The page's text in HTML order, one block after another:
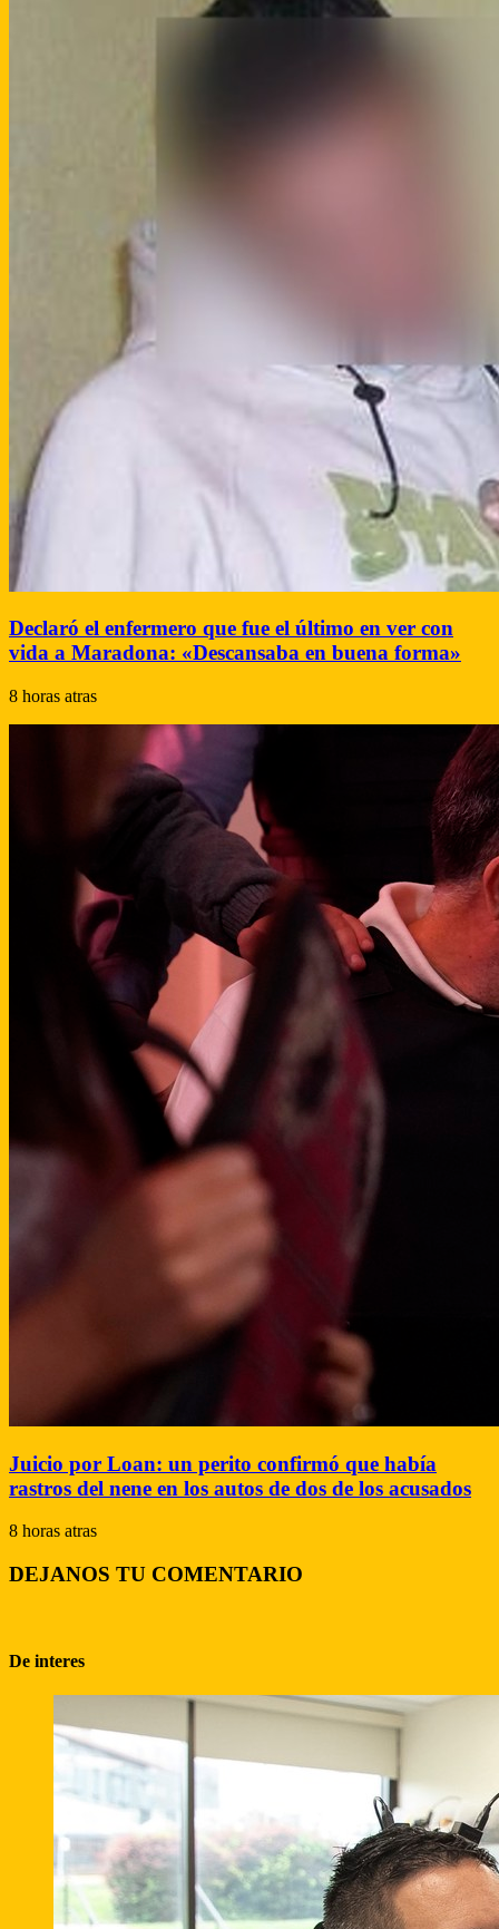
Declaró el enfermero que fue el último en ver con
vida a Maradona: «Descansaba en buena forma»
8 horas atras
Juicio por Loan: un perito confirmó que había
rastros del nene en los autos de dos de los acusados
8 horas atras
DEJANOS TU COMENTARIO
De interes